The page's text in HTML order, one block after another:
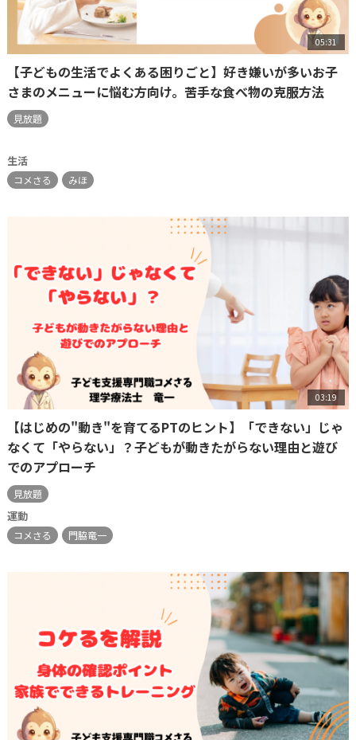
05:31
【子どもの生活でよくある困りごと】好き嫌いが多いお子
さまのメニューに悩む方向け。苦手な食べ物の克服方法
見放題
生活
コメさる みほ
03:19
【はじめの"動き"を育てるPTのヒント】「できない」じゃ
なくて「やらない」？子どもが動きたがらない理由と遊び
でのアプローチ
見放題
運動
コメさる 門脇竜一